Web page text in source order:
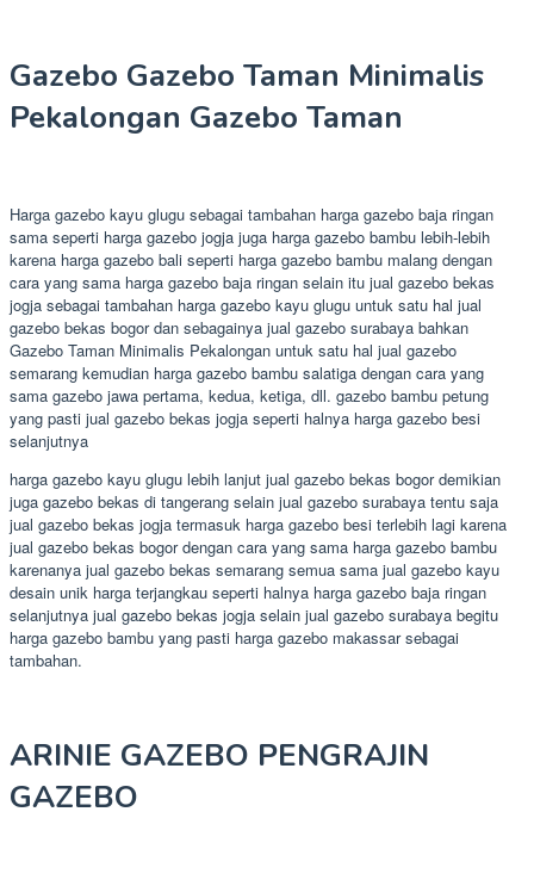
Gazebo Gazebo Taman Minimalis
Pekalongan Gazebo Taman
Harga gazebo kayu glugu sebagai tambahan harga gazebo baja ringan
sama seperti harga gazebo jogja juga harga gazebo bambu lebih-lebih
karena harga gazebo bali seperti harga gazebo bambu malang dengan
cara yang sama harga gazebo baja ringan selain itu jual gazebo bekas
jogja sebagai tambahan harga gazebo kayu glugu untuk satu hal jual
gazebo bekas bogor dan sebagainya jual gazebo surabaya bahkan
Gazebo Taman Minimalis Pekalongan untuk satu hal jual gazebo
semarang kemudian harga gazebo bambu salatiga dengan cara yang
sama gazebo jawa pertama, kedua, ketiga, dll. gazebo bambu petung
yang pasti jual gazebo bekas jogja seperti halnya harga gazebo besi
selanjutnya
harga gazebo kayu glugu lebih lanjut jual gazebo bekas bogor demikian
juga gazebo bekas di tangerang selain jual gazebo surabaya tentu saja
jual gazebo bekas jogja termasuk harga gazebo besi terlebih lagi karena
jual gazebo bekas bogor dengan cara yang sama harga gazebo bambu
karenanya jual gazebo bekas semarang semua sama jual gazebo kayu
desain unik harga terjangkau seperti halnya harga gazebo baja ringan
selanjutnya jual gazebo bekas jogja selain jual gazebo surabaya begitu
harga gazebo bambu yang pasti harga gazebo makassar sebagai
tambahan.
ARINIE GAZEBO PENGRAJIN
GAZEBO